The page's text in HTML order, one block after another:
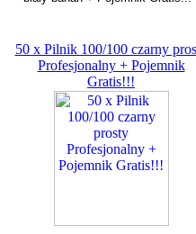
50 x Pilnik 100/100 czarny
Profesjonalny + Pojemnik
Gratis!!!